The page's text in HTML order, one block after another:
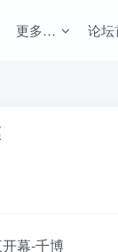
更多… 论坛